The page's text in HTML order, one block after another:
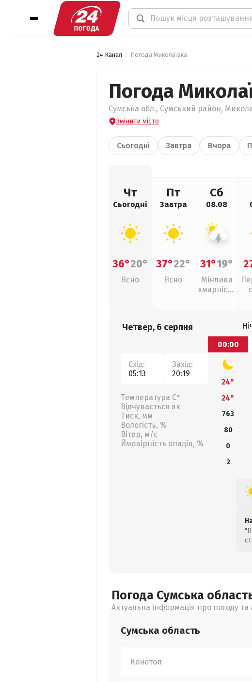
24 Канал Погода Миколаївка
Погода
Сумська обл., Сумський район,
Змінити місто
Сьогодні Завтра Вчора
Чт
Сьогодні
36°20°
Ясно
Пт
Завтра
37°22°
Ясно
Сб
08.08
31°19°
Мінлива
хмарність
Четвер, 6 серпня
Схід:
05:13
Захід:
20:19
Температура С°
Відчувається як
Тиск, мм
Вологість, %
Вітер, м/с
Ймовірність опадів, %
00:00
24°
24°
763
80
0
2
Погода Сумська
Актуальна інформація про погоду
Сумська область
Конотоп